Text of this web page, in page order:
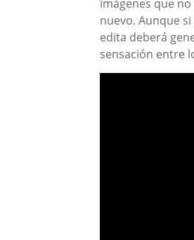
imágenes que
nuevo. Aunque
edita deberá
sensación entre